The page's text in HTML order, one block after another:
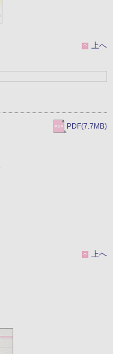
上へ
PDF(7.7MB)
上へ